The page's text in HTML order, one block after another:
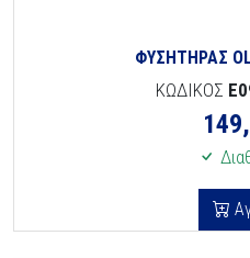
ΦΥΣΗΤΗΡΑΣ
ΚΩΔΙΚΟΣ